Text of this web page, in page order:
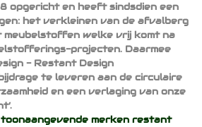
opgericht en heeft sindsdien een
het verkleinen van de afvalberg
welke vrij komt na
projecten. Daarmee
- Restant Design
te leveren aan de circulaire
en een verlaging van onze
toonaangevende merken restant